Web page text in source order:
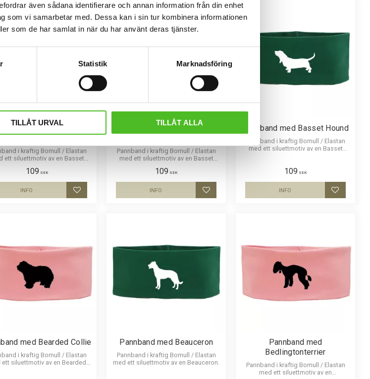
även sådana identifierare och annan information från din enhet
som vi samarbetar med. Dessa kan i sin tur kombinera informationen
som de har samlat in när du har använt deras tjänster.
Statistik Marknadsföring
TILLÅT URVAL TILLÅT ALLA
Pannband med Basset
i kraftig Bomull / Elastan
ett siluettmotiv av en Basset
109 SEK
Lägg till i favoriter
INFO
Pannband med Basset Fauve
Pannband i kraftig Bomull / Elastan
med ett siluettmotiv av en Basset
109 SEK
Lägg till i favoriter
INFO
Pannband med Basset Hound
Pannband i kraftig Bomull / Elastan
med ett siluettmotiv av en Basset
109 SEK
Lägg till i
INFO
med Bearded Collie
i kraftig Bomull / Elastan
ett siluettmotiv av en Bearded
Pannband med Beauceron
Pannband i kraftig Bomull / Elastan
med ett siluettmotiv av en Beauceron.
Pannband med
Bedlingtonterrier
Pannband i kraftig Bomull / Elastan
med ett siluettmotiv av en